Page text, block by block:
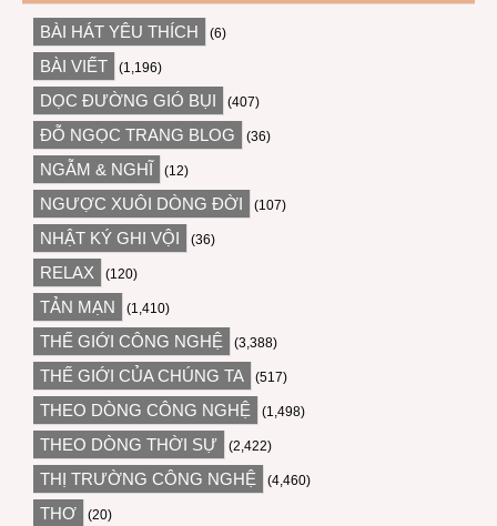
BÀI HÁT YÊU THÍCH (6)
BÀI VIẾT (1,196)
DỌC ĐƯỜNG GIÓ BỤI (407)
ĐỖ NGỌC TRANG BLOG (36)
NGẪM & NGHĨ (12)
NGƯỢC XUÔI DÒNG ĐỜI (107)
NHẬT KÝ GHI VỘI (36)
RELAX (120)
TẢN MẠN (1,410)
THẾ GIỚI CÔNG NGHỆ (3,388)
THẾ GIỚI CỦA CHÚNG TA (517)
THEO DÒNG CÔNG NGHỆ (1,498)
THEO DÒNG THỜI SỰ (2,422)
THỊ TRƯỜNG CÔNG NGHỆ (4,460)
THƠ (20)